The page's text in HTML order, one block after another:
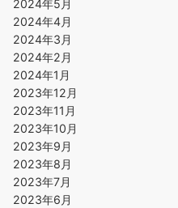
2024年5月
2024年4月
2024年3月
2024年2月
2024年1月
2023年12月
2023年11月
2023年10月
2023年9月
2023年8月
2023年7月
2023年6月